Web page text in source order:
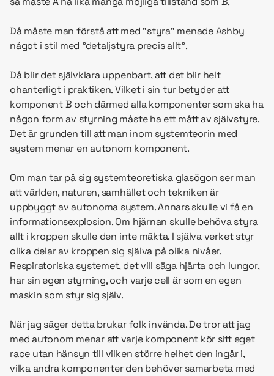
Då måste man förstå att med ”styra” menade Ashby
något i stil med ”detaljstyra precis allt”.
Då blir det självklara uppenbart, att det blir helt
ohanterligt i praktiken. Vilket i sin tur betyder att
komponent B och därmed alla komponenter som ska ha
någon form av styrning måste ha ett mått av självstyre.
Det är grunden till att man inom systemteorin med
system menar en autonom komponent.
Om man tar på sig systemteoretiska glasögon ser man
att världen, naturen, samhället och tekniken är
uppbyggt av autonoma system. Annars skulle vi få en
informationsexplosion. Om hjärnan skulle behöva styra
allt i kroppen skulle den inte mäkta. I själva verket styr
olika delar av kroppen sig själva på olika nivåer.
Respiratoriska systemet, det vill säga hjärta och lungor,
har sin egen styrning, och varje cell är som en egen
maskin som styr sig själv.
När jag säger detta brukar folk invända. De tror att jag
med autonom menar att varje komponent kör sitt eget
race utan hänsyn till vilken större helhet den ingår i,
vilka andra komponenter den behöver samarbeta med